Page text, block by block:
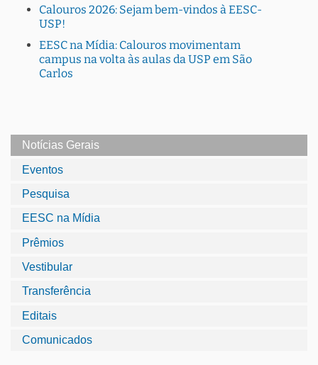
Calouros 2026: Sejam bem-vindos à EESC-
USP!
EESC na Mídia: Calouros movimentam
campus na volta às aulas da USP em São
Carlos
Notícias Gerais
Eventos
Pesquisa
EESC na Mídia
Prêmios
Vestibular
Transferência
Editais
Comunicados